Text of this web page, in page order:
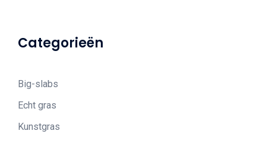
Categorieën
Big-slabs
Echt gras
Kunstgras